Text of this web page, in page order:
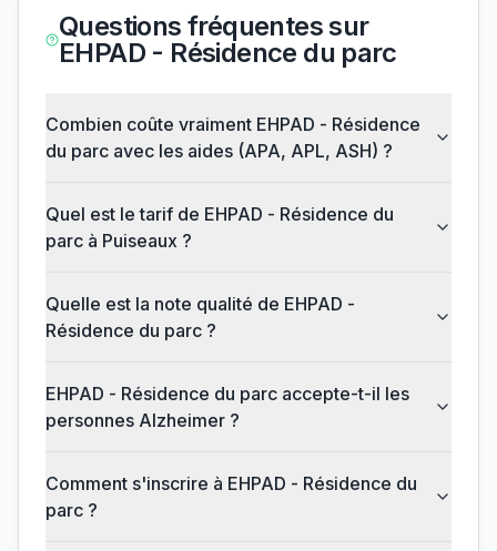
Questions fréquentes sur
EHPAD - Résidence du parc
Combien coûte vraiment EHPAD - Résidence
du parc avec les aides (APA, APL, ASH) ?
Quel est le tarif de EHPAD - Résidence du
parc à Puiseaux ?
Quelle est la note qualité de EHPAD -
Résidence du parc ?
EHPAD - Résidence du parc accepte-t-il les
personnes Alzheimer ?
Comment s'inscrire à EHPAD - Résidence du
parc ?